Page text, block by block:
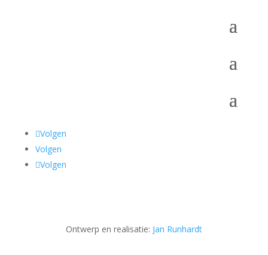
Volgen
Volgen
Volgen
Ontwerp en realisatie: Jan Runhardt